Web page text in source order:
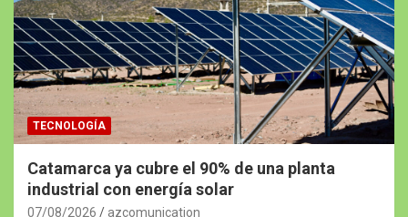
TECNOLOGÍA
Catamarca ya cubre el 90% de una planta
industrial con energía solar
07/08/2026 azcomunication